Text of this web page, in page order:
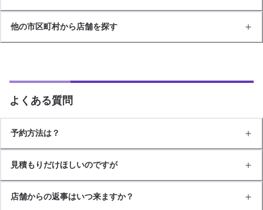
他の市区町村から店舗を探す
よくある質問
予約方法は？
見積もりだけほしいのですが
店舗からの返事はいつ来ますか？